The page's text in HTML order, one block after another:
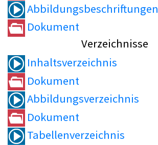
Abbildungsbeschriftungen
Dokument
Verzeichnisse
Inhaltsverzeichnis
Dokument
Abbildungsverzeichnis
Dokument
Tabellenverzeichnis